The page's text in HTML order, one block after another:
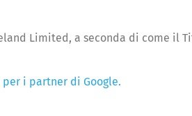
Limited, a seconda di come il
per i partner di Google.